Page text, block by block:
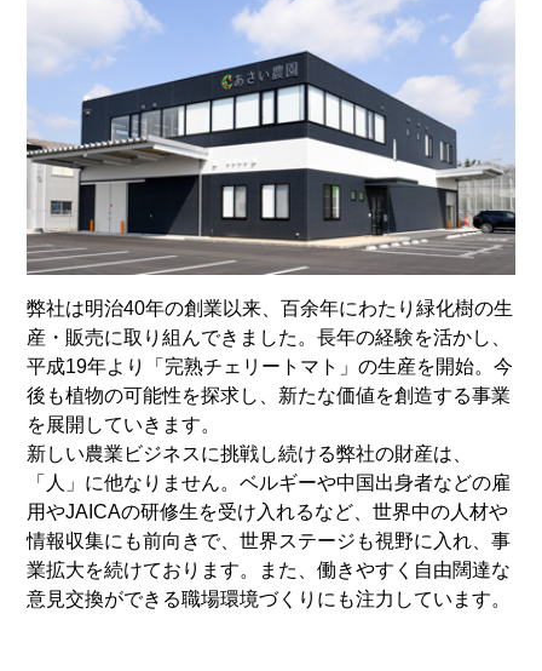
弊社は明治40年の創業以来、百余年にわたり緑化樹の生
産・販売に取り組んできました。長年の経験を活かし、
平成19年より「完熟チェリートマト」の生産を開始。今
後も植物の可能性を探求し、新たな価値を創造する事業
を展開していきます。
新しい農業ビジネスに挑戦し続ける弊社の財産は、
「人」に他なりません。ベルギーや中国出身者などの雇
用やJAICAの研修生を受け入れるなど、世界中の人材や
情報収集にも前向きで、世界ステージも視野に入れ、事
業拡大を続けております。また、働きやすく自由闊達な
意見交換ができる職場環境づくりにも注力しています。